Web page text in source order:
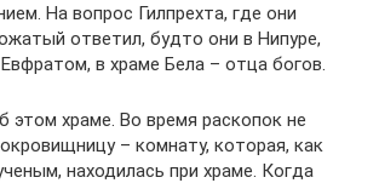
На вопрос Гилпрехта, где они
ответил, будто они в Нипуре,
в храме Бела – отца богов.
этом храме. Во время раскопок не
– комнату, которая, как
находилась при храме. Когда